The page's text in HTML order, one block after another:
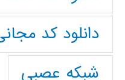
دانلود کد
شبکه عصبی